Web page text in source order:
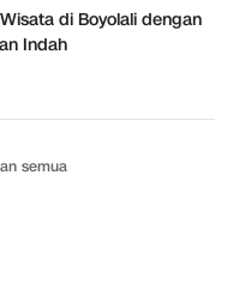
di Boyolali dengan
Indah
semua